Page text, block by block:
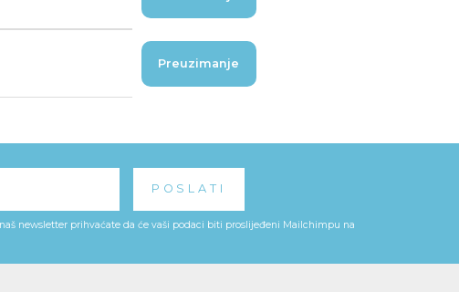
Preuzimanje
newsletter prihvaćate da će vaši podaci biti proslijeđeni Mailchimpu na